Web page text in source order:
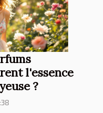
l'essence
?